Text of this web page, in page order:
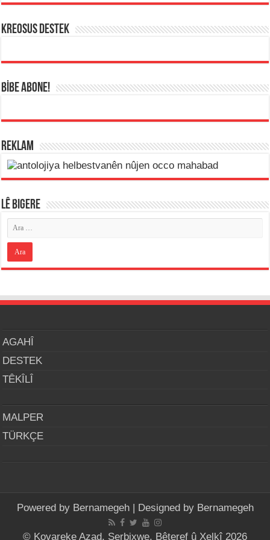
KREOSUS DESTEK
BİBE ABONE!
REKLAM
LÊ BIGERE
AGAHÎ
DESTEK
TÊKÎLÎ
MALPER
TÜRKÇE
Powered by Bernamegeh| Designed by Bernamegeh
© Kovareke Azad, Serbixwe, Bêteref û Xelkî 2026